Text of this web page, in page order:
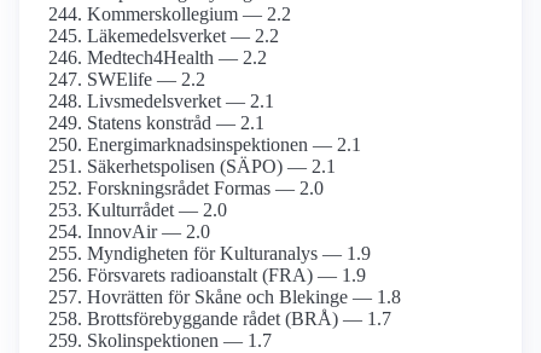
Kommers­kollegium — 2.2
Läkemedels­verket — 2.2
Medtech4­Health — 2.2
SWElife — 2.2
Livsmedels­verket — 2.1
Statens konstråd — 2.1
Energimarknads­inspektionen — 2.1
Säkerhetspolisen (SÄPO) — 2.1
Forskningsrådet Formas — 2.0
Kulturrådet — 2.0
InnovAir — 2.0
Myndigheten för Kulturanalys — 1.9
Försvarets radioanstalt (FRA) — 1.9
Hovrätten för Skåne och Blekinge — 1.8
Brotts­förebyggande rådet (BRÅ) — 1.7
Skol­inspektionen — 1.7